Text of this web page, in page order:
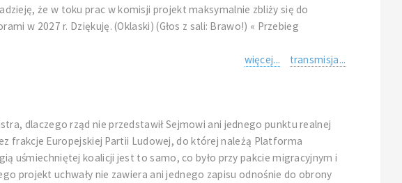
że w toku prac w komisji projekt maksymalnie zbliży się do
w 2027 r. Dziękuję. (Oklaski) (Głos z sali: Brawo!) « Przebieg
więcej...
transmisja...
dlaczego rząd nie przedstawił Sejmowi ani jednego punktu realnej
frakcje Europejskiej Partii Ludowej, do której należą Platforma
uśmiechniętej koalicji jest to samo, co było przy pakcie migracyjnym i
projekt uchwały nie zawiera ani jednego zapisu odnośnie do obrony